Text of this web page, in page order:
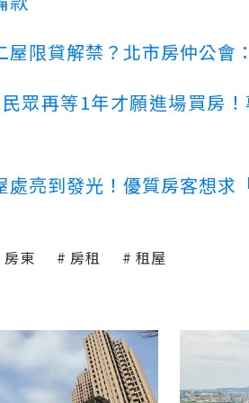
屋限貸解禁？北市房仲公會
眾再等1年才願進場買房
處亮到發光！優質房客想求
房東 房租 租屋